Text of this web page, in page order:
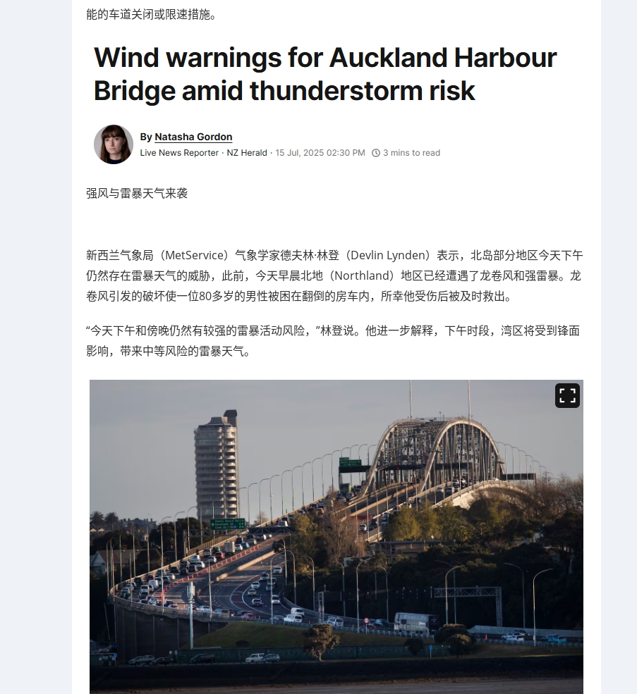
能的车道关闭或限速措施。
强风与雷暴天气来袭
新西兰气象局（MetService）气象学家德夫林·林登（Devlin Lynden）表示，北岛部分地区今天下午
仍然存在雷暴天气的威胁，此前，今天早晨北地（Northland）地区已经遭遇了龙卷风和强雷暴。龙
卷风引发的破坏使一位80多岁的男性被困在翻倒的房车内，所幸他受伤后被及时救出。
“今天下午和傍晚仍然有较强的雷暴活动风险，”林登说。他进一步解释，下午时段，湾区将受到锋面
影响，带来中等风险的雷暴天气。